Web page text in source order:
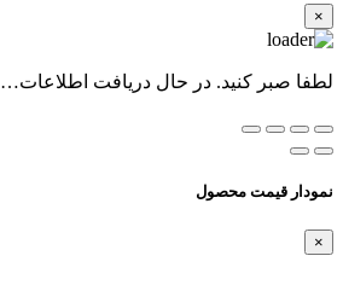
×
لطفا صبر کنید. در حال دریافت اطلاعات…
نمودار قیمت محصول
×